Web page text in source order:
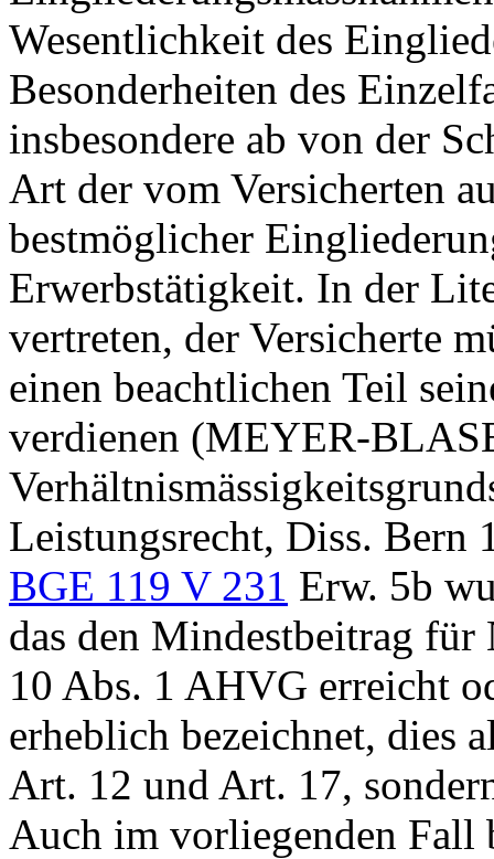
Wesentlichkeit des
Besonderheiten des
insbesondere ab von der
Art der vom Versicherten
bestmöglicher
Erwerbstätigkeit. In der
vertreten, der Versicherte
einen beachtlichen Teil
verdienen (MEYER-
Leistungsrecht, Diss.
BGE 119 V 231 Erw. 5b
das den Mindestbeitrag
10 Abs. 1 AHVG erreicht
erheblich bezeichnet, dies
Art. 12 und Art. 17,
Auch im vorliegenden Fall